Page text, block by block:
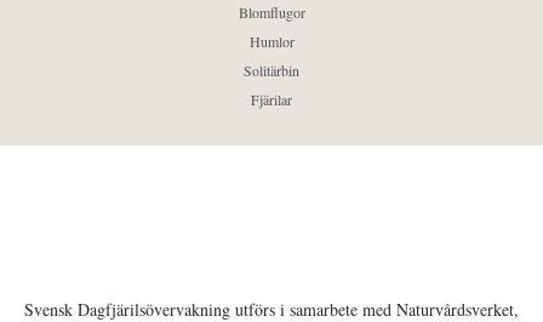
Blomflugor
Humlor
Solitärbin
Fjärilar
Svensk Dagfjärilsövervakning utförs i samarbete med Naturvårdsverket,